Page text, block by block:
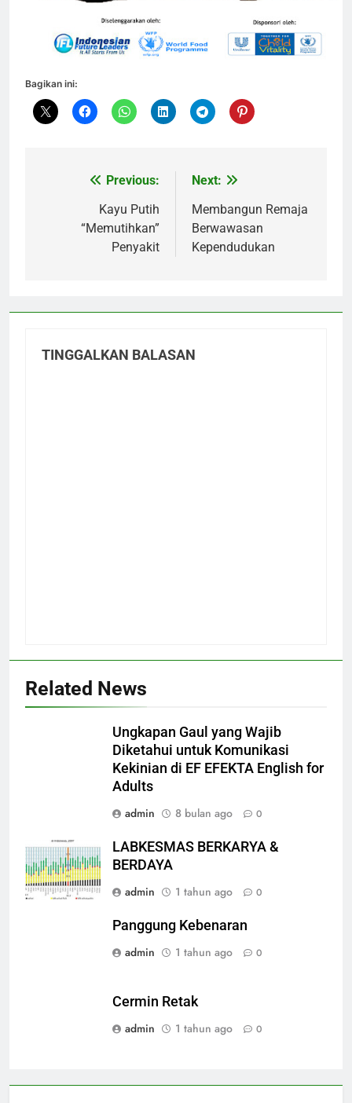
Bagikan ini:
NavigasiPrevious:
Kayu Putih
“Memutihkan”
Penyakit
Next:
Membangun Remaja
Berwawasan
Kependudukan
TINGGALKAN BALASAN
Related News
Ungkapan Gaul yang Wajib
Diketahui untuk Komunikasi
Kekinian di EF EFEKTA English for
Adults
admin
8 bulan ago 0
LABKESMAS BERKARYA &
BERDAYA
admin
1 tahun ago 0
Panggung Kebenaran
admin
1 tahun ago 0
Cermin Retak
admin
1 tahun ago 0